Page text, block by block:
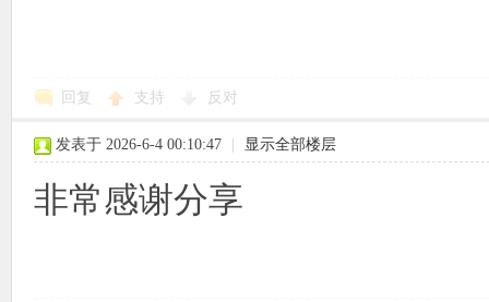
回复 支持 反对
发表于 2026-6-4 00:10:47 显示全部楼层
非常感谢分享